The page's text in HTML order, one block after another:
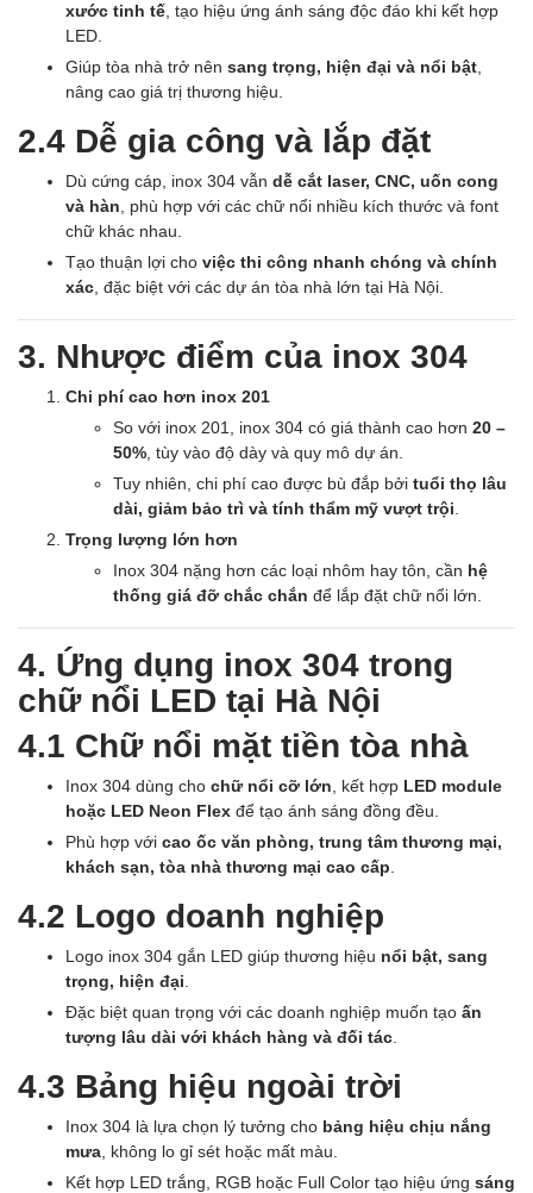
xước tinh tế , tạo hiệu ứng ánh sáng độc đáo khi kết hợp
LED.
Giúp tòa nhà trở nên sang trọng, hiện đại và nổi bật
nâng cao giá trị thương hiệu.
2.4 Dễ gia công và lắp đặt
Dù cứng cáp, inox 304 vẫn dễ cắt laser, CNC, uốn cong
và hàn , phù hợp với các chữ nổi nhiều kích thước và font
chữ khác nhau.
Tạo thuận lợi cho việc thi công nhanh chóng và chính
xác , đặc biệt với các dự án tòa nhà lớn tại Hà Nội.
3. Nhược điểm của inox 304
Chi phí cao hơn inox 201
So với inox 201, inox 304 có giá thành cao hơn 20 –
50% , tùy vào độ dày và quy mô dự án.
Tuy nhiên, chi phí cao được bù đắp bởi tuổi thọ lâu
dài, giảm bảo trì và tính thẩm mỹ vượt trội
Trọng lượng lớn hơn
Inox 304 nặng hơn các loại nhôm hay tôn, cần hệ
thống giá đỡ chắc chắn để lắp đặt chữ nổi lớn.
4. Ứng dụng inox 304 trong
chữ nổi LED tại Hà Nội
4.1 Chữ nổi mặt tiền tòa nhà
Inox 304 dùng cho chữ nổi cỡ lớn , kết hợp LED module
hoặc LED Neon Flex để tạo ánh sáng đồng đều.
Phù hợp với cao ốc văn phòng, trung tâm thương mại,
khách sạn, tòa nhà thương mại cao cấp
4.2 Logo doanh nghiệp
Logo inox 304 gắn LED giúp thương hiệu nổi bật, sang
trọng, hiện đại
Đặc biệt quan trọng với các doanh nghiệp muốn tạo ấn
tượng lâu dài với khách hàng và đối tác
4.3 Bảng hiệu ngoài trời
Inox 304 là lựa chọn lý tưởng cho bảng hiệu chịu nắng
mưa , không lo gỉ sét hoặc mất màu.
Kết hợp LED trắng, RGB hoặc Full Color tạo hiệu ứng sáng